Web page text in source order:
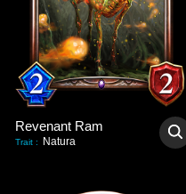
Revenant Ram
Trait : Natura